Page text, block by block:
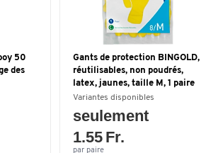
50
des
Gants de protection BINGOLD,
réutilisables, non poudrés,
latex, jaunes, taille M, 1 paire
Variantes disponibles
seulement
1.55 Fr.
par paire